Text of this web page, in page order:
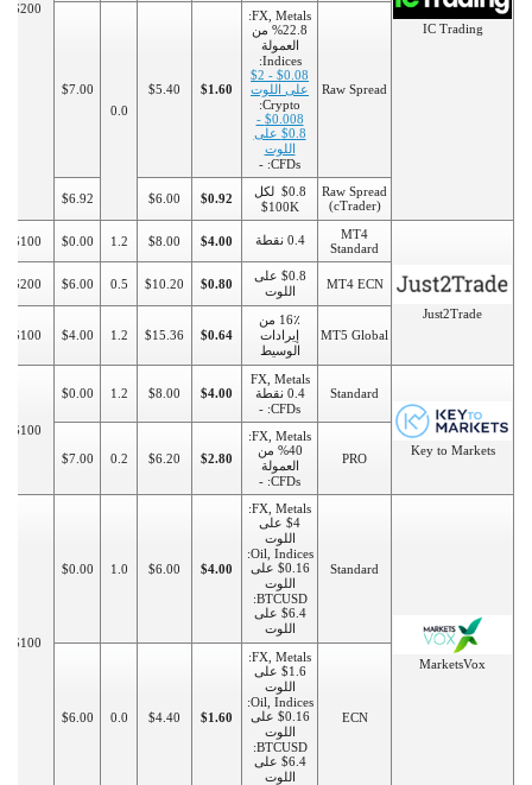
IC Trading
$200
Raw Spread
FX, Metals:
%22.8 من
العمولة
Indices:
$0.08 - $2
على اللوت
Crypto:
$0.008 -
$0.8 على
اللوت
CFDs: -
$1.60
$5.40
0.0
$7.00
Raw Spread
(cTrader)
$0.8 لكل
100K$
$0.92
$6.00
$6.92
Just2Trade
MT4
Standard
0.4 نقطة $4.00
$8.00
1.2
$0.00
$100
MT4 ECN
$0.8 على
اللوت
$0.80
$10.20
0.5
$6.00
$200
MT5 Global
16٪ من
إيرادات
الوسيط
$0.64
$15.36
1.2
$4.00
$100
Key to Markets
Standard
FX, Metals
0.4 نقطة
CFDs: -
$4.00
$8.00
1.2
$0.00
$100
PRO
FX, Metals:
%40 من
العمولة
CFDs: -
$2.80
$6.20
0.2
$7.00
MarketsVox
Standard
FX, Metals:
$4 على
اللوت
Oil, Indices:
$0.16 على
اللوت
BTCUSD:
$6.4 على
اللوت
$4.00
$6.00
1.0
$0.00
$100
ECN
FX, Metals:
$1.6 على
اللوت
Oil, Indices:
$0.16 على
اللوت
BTCUSD:
$6.4 على
اللوت
$1.60
$4.40
0.0
$6.00